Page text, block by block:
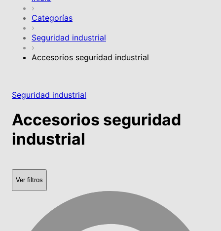
›
Categorías
›
Seguridad industrial
›
Accesorios seguridad industrial
Seguridad industrial
Accesorios seguridad
industrial
Ver filtros